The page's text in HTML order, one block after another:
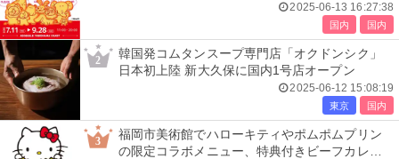
2025-06-13 16:27:38
国内 国内
2
韓国発コムタンスープ専門店「オクドンシク」
日本初上陸 新大久保に国内1号店オープン
2025-06-12 15:08:19
東京 国内
3
福岡市美術館でハローキティやポムポムプリン
の限定コラボメニュー、特典付きビーフカレー